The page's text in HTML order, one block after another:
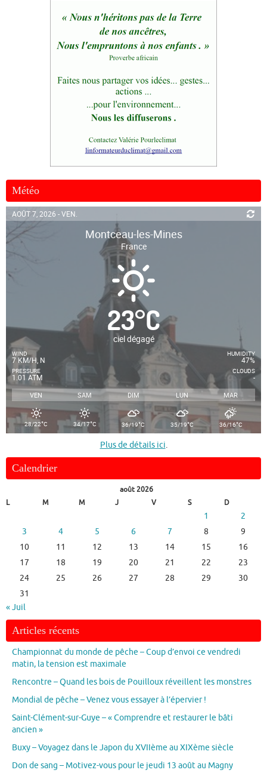
Météo
AOÛT 7, 2026 - VEN.
Montceau-les-Mines
France
23°C
ciel dégagé
WIND
7 KM/H, N
PRESSURE
1.01 ATM
HUMIDITY
47%
CLOUDS
-
VEN SAM DIM LUN MAR
28/22°C 34/17°C 36/19°C 35/19°C 36/16°C
Plus de détails ici.
Calendrier
août 2026
L
M M J V S D
1
2
3
4 5 6 7 8
9
10
11 12 13 14 15
16
17
18 19 20 21 22
23
24
25 26 27 28 29
30
31
« Juil
Articles récents
Championnat du monde de pêche – Coup d’envoi ce vendredi
matin, la tension est maximale
Rencontre – Quand les bois de Pouilloux réveillent les monstres
Mondial de pêche – Venez vous essayer à l’épervier !
Saint-Clément-sur-Guye – « Comprendre et restaurer le bâti
ancien »
Buxy – Voyagez dans le Japon du XVIIème au XIXème siècle
Don de sang – Motivez-vous pour le jeudi 13 août au Magny